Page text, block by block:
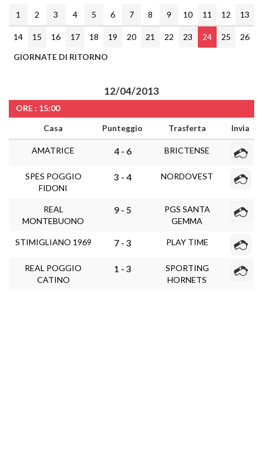
1
2 3 4 5 6 7 8 9 10 11 12 13
14 15 16 17 18 19 20 21 22 23 24 25
26
GIORNATE DI RITORNO
12/04/2013
ORE : 15:00
Casa
Punteggio Trasferta Invia
AMATRICE 4 - 6 BRICTENSE
SPES POGGIO
FIDONI
3 - 4 NORDOVEST
REAL
MONTEBUONO
9 - 5
PGS SANTA
GEMMA
STIMIGLIANO 1969 7 - 3 PLAY TIME
REAL POGGIO
CATINO
1 - 3
SPORTING
HORNETS